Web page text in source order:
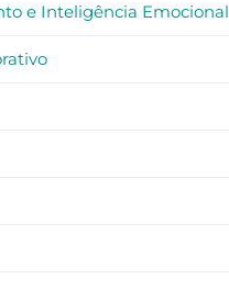
e Inteligência Emocional